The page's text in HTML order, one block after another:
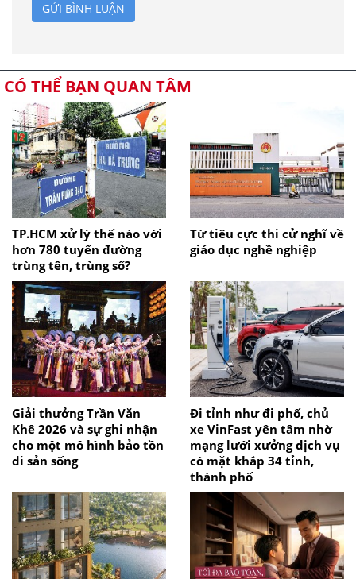
GỬI BÌNH LUẬN
CÓ THỂ BẠN QUAN TÂM
TP.HCM xử lý thế nào với
hơn 780 tuyến đường
trùng tên, trùng số?
Từ tiêu cực thi cử nghĩ về
giáo dục nghề nghiệp
Giải thưởng Trần Văn
Khê 2026 và sự ghi nhận
cho một mô hình bảo tồn
di sản sống
Đi tỉnh như đi phố, chủ
xe VinFast yên tâm nhờ
mạng lưới xưởng dịch vụ
có mặt khắp 34 tỉnh,
thành phố